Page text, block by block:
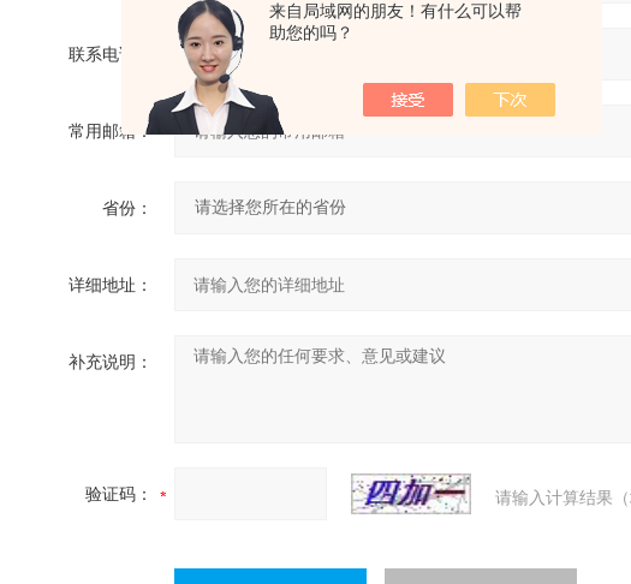
来自局域网的朋友！有什么可以帮
助您的吗？
联系电话：
常用邮箱：
省份：
详细地址：
补充说明：
验证码： 请输入计算结果